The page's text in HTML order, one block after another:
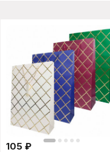
105 ₽